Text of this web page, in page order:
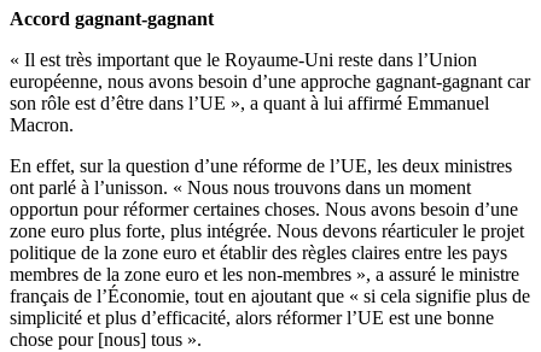
Accord gagnant-gagnant
« Il est très important que le Royaume-Uni reste dans l’Union
européenne, nous avons besoin d’une approche gagnant-gagnant car
son rôle est d’être dans l’UE », a quant à lui affirmé Emmanuel
Macron.
En effet, sur la question d’une réforme de l’UE, les deux ministres
ont parlé à l’unisson. « Nous nous trouvons dans un moment
opportun pour réformer certaines choses. Nous avons besoin d’une
zone euro plus forte, plus intégrée. Nous devons réarticuler le projet
politique de la zone euro et établir des règles claires entre les pays
membres de la zone euro et les non-membres », a assuré le ministre
français de l’Économie, tout en ajoutant que « si cela signifie plus de
simplicité et plus d’efficacité, alors réformer l’UE est une bonne
chose pour [nous] tous ».